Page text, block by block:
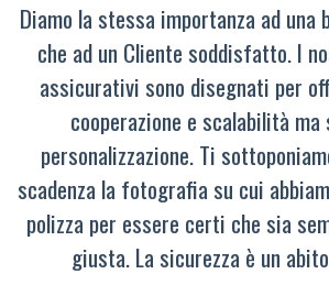
Diamo la stessa importanza ad una
che ad un Cliente soddisfatto. I
assicurativi sono disegnati per
cooperazione e scalabilità
personalizzazione. Ti
scadenza la fotografia su cui
polizza per essere certi che sia
giusta. La sicurezza è un